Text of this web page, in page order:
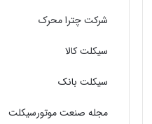
شرکت چترا محرک
سیکلت کالا
سیکلت بانک
مجله صنعت موتورسیکلت